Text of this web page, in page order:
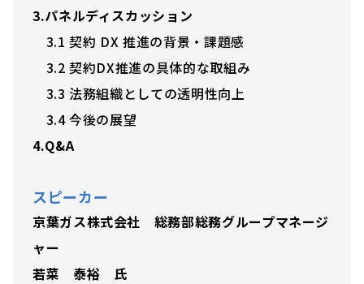
3.パネルディスカッション
3.1 契約 DX 推進の背景・課題感
3.2 契約DX推進の具体的な取組み
3.3 法務組織としての透明性向上
3.4 今後の展望
4.Q&A
スピーカー
京葉ガス株式会社 総務部総務グループマネージ
ャー
若菜 泰裕 氏